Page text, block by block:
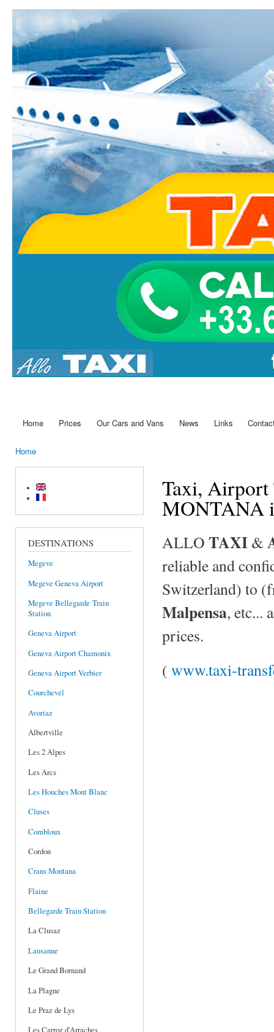
Taxi-
Transfer.fr
Main menu
Home Prices Our Cars and Vans News Links
Home
DESTINATIONS
Megeve
Megeve Geneva Airport
Megeve Bellegarde Train
Station
Geneva Airport
Geneva Airport Chamonix
Geneva Airport Verbier
Courchevel
Avoriaz
Albertville
Les 2 Alpes
Les Arcs
Les Houches Mont Blanc
Cluses
Combloux
Cordon
Crans Montana
Flaine
Bellegarde Train Station
La Clusaz
Lausanne
Le Grand Bornand
La Plagne
Le Praz de Lys
Taxi, Airport
MONTANA
ALLO TAXI &
reliable and
Switzerland) to
Malpensa, etc...
prices.
( www.taxi-